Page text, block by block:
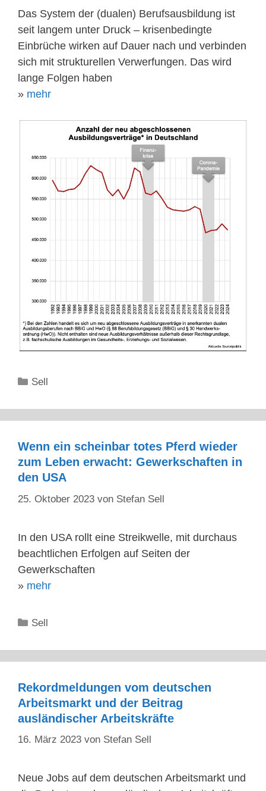
Das System der (dualen) Berufsausbildung ist
seit langem unter Druck – krisenbedingte
Einbrüche wirken auf Dauer nach und verbinden
sich mit strukturellen Verwerfungen. Das wird
lange Folgen haben
» mehr
Kategorien
Sell
Wenn ein scheinbar totes Pferd wieder
zum Leben erwacht: Gewerkschaften in
den USA
25. Oktober 2023 von Stefan Sell
In den USA rollt eine Streikwelle, mit durchaus
beachtlichen Erfolgen auf Seiten der
Gewerkschaften
» mehr
Kategorien
Sell
Rekordmeldungen vom deutschen
Arbeitsmarkt und der Beitrag
ausländischer Arbeitskräfte
16. März 2023 von Stefan Sell
Neue Jobs auf dem deutschen Arbeitsmarkt und